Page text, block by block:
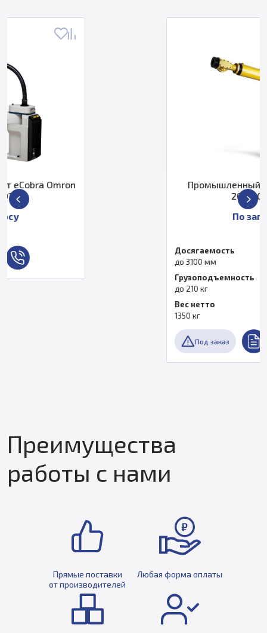
Промышленный робот Fanuc R-
Грузоподъемность
Преимущества
работы с нами
Прямые поставки
от производителей
Любая форма оплаты